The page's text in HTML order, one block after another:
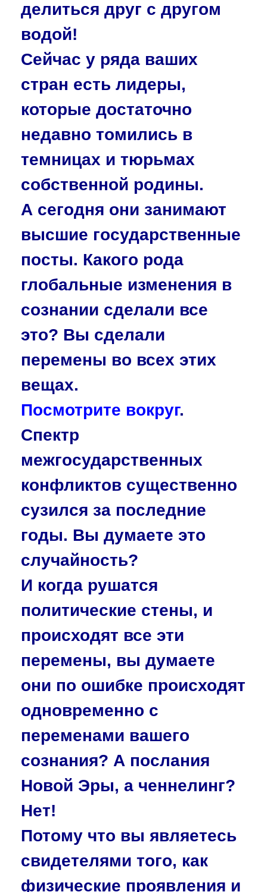
делиться друг с другом
водой!
Сейчас у ряда ваших
стран есть лидеры,
которые достаточно
недавно томились в
темницах и тюрьмах
собственной родины.
А сегодня они занимают
высшие государственные
посты. Какого рода
глобальные изменения в
сознании сделали все
это? Вы сделали
перемены во всех этих
вещах.
Посмотрите вокруг.
Спектр
межгосударственных
конфликтов существенно
сузился за последние
годы. Вы думаете это
случайность?
И когда рушатся
политические стены, и
происходят все эти
перемены, вы думаете
они по ошибке происходят
одновременно с
переменами вашего
сознания? А послания
Новой Эры, а ченнелинг?
Нет!
Потому что вы являетесь
свидетелями того, как
физические проявления и